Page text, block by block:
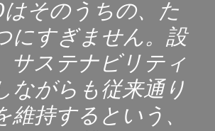
はそのうちの、た
にすぎません。設
サステナビリティ
ながらも従来通り
維持するという、